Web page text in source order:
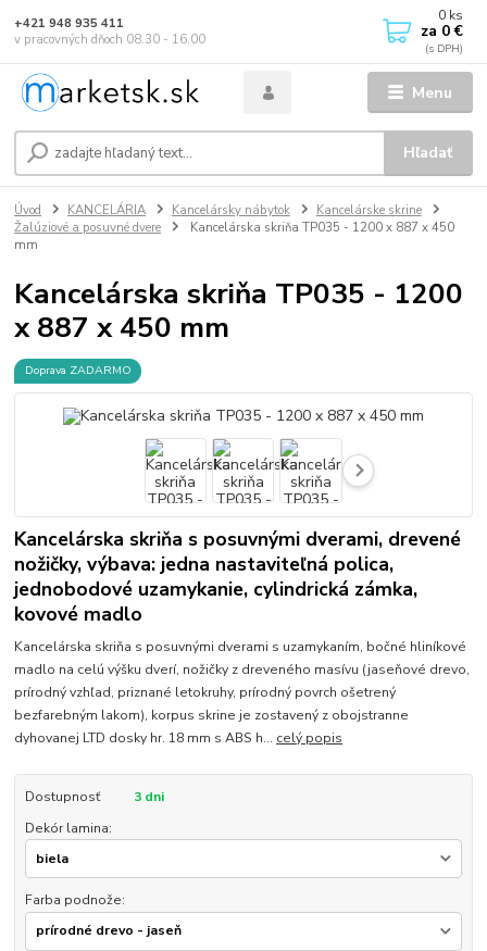
Menu
Hľadať
+421 948 935 411
v pracovných dňoch 08.30 - 16.00
0 ks
za 0 €
Úvod KANCELÁRIA Kancelársky nábytok
Kancelárske skrine
Žalúziové a posuvné dvere
Kancelárska skriňa TP035 - 1200 x 887 x 450
mm
Kancelárska skriňa TP035 - 1200
x 887 x 450 mm
Doprava ZADARMO
Kancelárska skriňa s posuvnými dverami, drevené
nožičky, výbava: jedna nastaviteľná polica,
jednobodové uzamykanie, cylindrická zámka,
kovové madlo
Kancelárska skriňa s posuvnými dverami s uzamykaním, bočné hliníkové
madlo na celú výšku dverí, nožičky z dreveného masívu (jaseňové drevo,
prírodný vzhľad, priznané letokruhy, prírodný povrch ošetrený
bezfarebným lakom), korpus skrine je zostavený z obojstranne
dyhovanej LTD dosky hr. 18 mm s ABS h... celý popis
Dostupnosť
3 dni
Dekór lamina:
Farba podnože: